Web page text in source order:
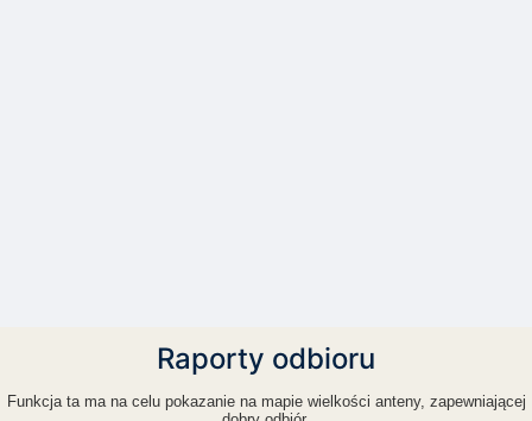
Raporty odbioru
Funkcja ta ma na celu pokazanie na mapie wielkości anteny, zapewniającej